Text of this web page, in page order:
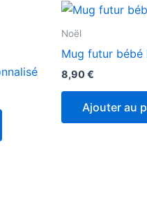
Noël
Mug futur bébé
8,90€
Ajouter au